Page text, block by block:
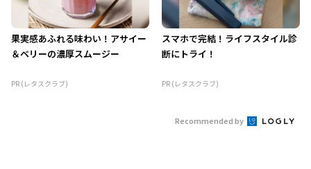
果実感あふれる味わい！アサイー
＆ベリーの濃厚スムージー
PR (レタスクラブ)
スマホで完結！ライフスタイル診
断にトライ！
PR (レタスクラブ)
Recommended by